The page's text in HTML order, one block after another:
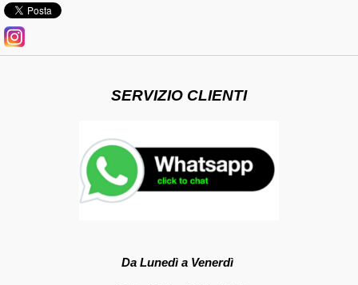
SERVIZIO CLIENTI
Da Lunedì a Venerdì